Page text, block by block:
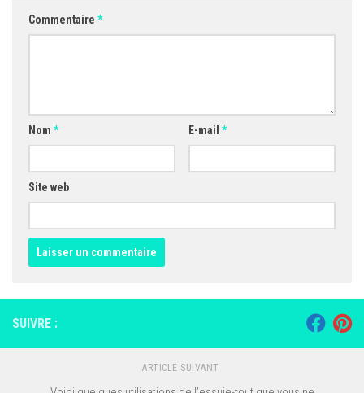
Commentaire *
Nom * E-mail *
Site web
SUIVRE :
ARTICLE SUIVANT